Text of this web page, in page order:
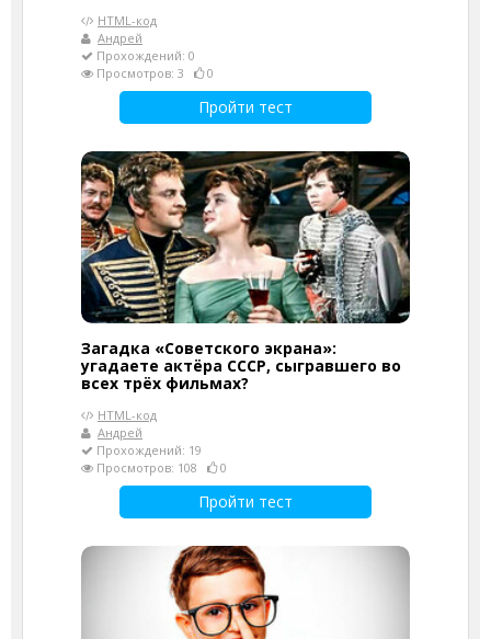
HTML-код
Андрей
Прохождений: 0
Просмотров: 3
0
Пройти тест
Загадка «Советского экрана»:
угадаете актёра СССР, сыгравшего во
всех трёх фильмах?
HTML-код
Андрей
Прохождений: 19
Просмотров: 108
0
Пройти тест